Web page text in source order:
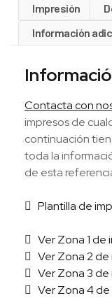
Impresión
Información
Contacta con
impresos de
continuación
toda la
de esta
Plantilla de
Ver Zona 1 de
Ver Zona 2 de
Ver Zona 3 de
Ver Zona 4 de